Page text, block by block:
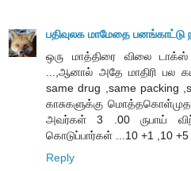
பதிவுலக மாமேதை பனங்காட்டு
ஒரு மாத்திரை விலை
...,ஆனால் அதே மாதிரி பல
same drug ,same packing
காசுகளுக்கு
அவர்கள் 3 .00 ருபாய்
கொடுப்பார்கள் ...10 +1 ,10 +5
Reply